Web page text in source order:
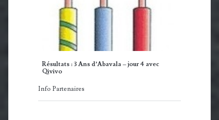
Résultats : 3 Ans d’Abavala – jour 4 avec
Qivivo
Info Partenaires